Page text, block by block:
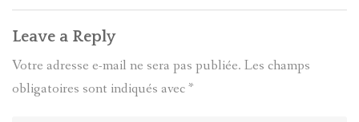
Leave a Reply
Votre adresse e-mail ne sera pas publiée. Les champs
obligatoires sont indiqués avec*